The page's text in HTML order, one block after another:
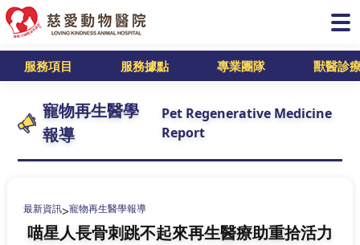
服務項目 服務據點 專業團隊 獸醫診
寵物再生醫學
報導
Pet Regenerative Medicine
Report
最新資訊>寵物再生醫學報導
喵星人長骨刺跳不起來再生醫療助重拾活力